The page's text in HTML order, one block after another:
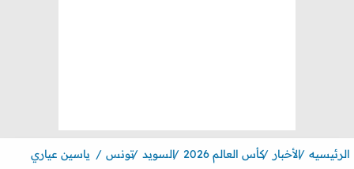
الرئيسيه الأخبار كأس العالم 2026 السويد تونس ياسين عياري